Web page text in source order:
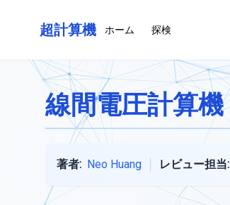
超計算機 ホーム 探検
線間電圧計算機
著者: Neo Huang レビュー担当: